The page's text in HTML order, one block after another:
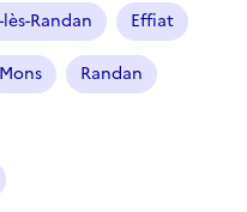
Randan Effiat
Mons Randan